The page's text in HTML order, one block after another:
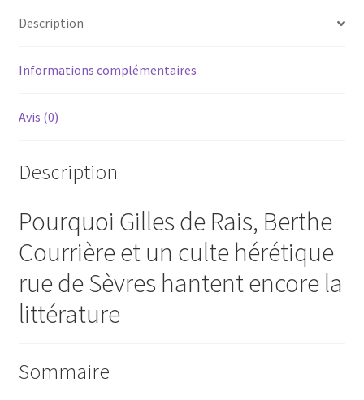
Description
Informations complémentaires
Avis (0)
Description
Pourquoi Gilles de Rais, Berthe
Courrière et un culte hérétique
rue de Sèvres hantent encore la
littérature
Sommaire